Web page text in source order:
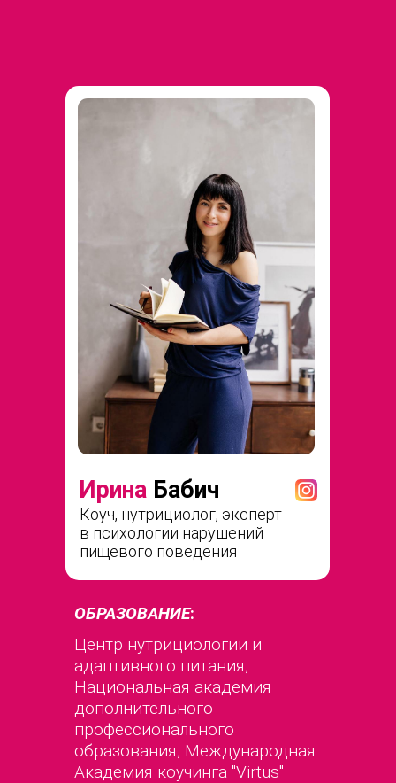
Ирина Бабич
Коуч, нутрициолог, эксперт
в психологии нарушений
пищевого поведения
ОБРАЗОВАНИЕ:
Центр нутрициологии и
адаптивного питания,
Национальная академия
дополнительного
профессионального
образования, Международная
Академия коучинга "Virtus"